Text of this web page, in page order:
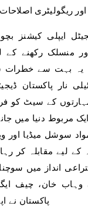
ریگولیٹری
منسلک رکھنے کے
یہ بہت سے
نار پاکستان
کے سیٹ کو
مربوط دنیا میں
سوشل میڈیا اور
لیے مقابلہ کر رہا
انداز میں
خان، چیف
پاکستان نے